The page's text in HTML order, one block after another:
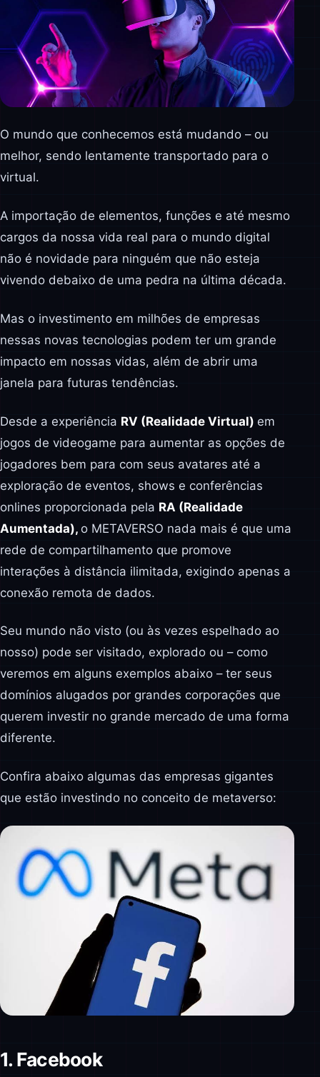
O mundo que conhecemos está mudando – ou
melhor, sendo lentamente transportado para o
virtual.
A importação de elementos, funções e até mesmo
cargos da nossa vida real para o mundo digital
não é novidade para ninguém que não esteja
vivendo debaixo de uma pedra na última década.
Mas o investimento em milhões de empresas
nessas novas tecnologias podem ter um grande
impacto em nossas vidas, além de abrir uma
janela para futuras tendências.
Desde a experiência RV (Realidade Virtual) em
jogos de videogame para aumentar as opções de
jogadores bem para com seus avatares até a
exploração de eventos, shows e conferências
onlines proporcionada pela RA (Realidade
Aumentada), o METAVERSO nada mais é que uma
rede de compartilhamento que promove
interações à distância ilimitada, exigindo apenas a
conexão remota de dados.
Seu mundo não visto (ou às vezes espelhado ao
nosso) pode ser visitado, explorado ou – como
veremos em alguns exemplos abaixo – ter seus
domínios alugados por grandes corporações que
querem investir no grande mercado de uma forma
diferente.
Confira abaixo algumas das empresas gigantes
que estão investindo no conceito de metaverso:
1. Facebook